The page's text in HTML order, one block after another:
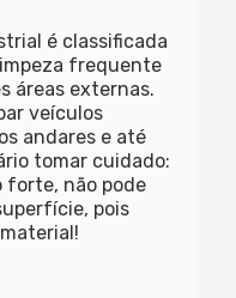
é classificada
frequente
áreas externas.
veículos
andares e até
tomar cuidado:
forte, não pode
pois